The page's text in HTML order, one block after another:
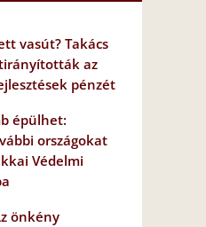
vasút? Takács
az
pénzét
épülhet:
országokat
Védelmi
önkény